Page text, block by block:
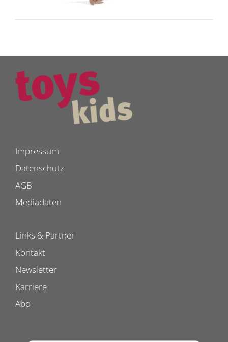
Impressum
Datenschutz
AGB
Mediadaten
Links & Partner
Kontakt
Newsletter
Karriere
Abo